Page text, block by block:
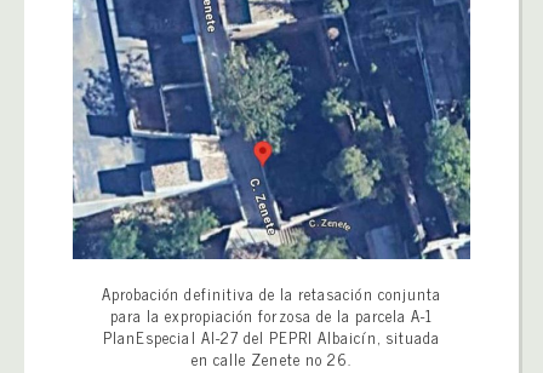
Aprobación definitiva de la retasación conjunta
para la expropiación forzosa de la parcela A-1
PlanEspecial AI-27 del PEPRI Albaicín, situada
en calle Zenete no 26.